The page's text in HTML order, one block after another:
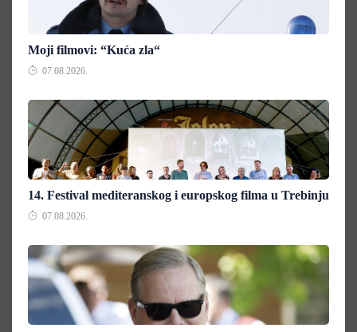
Moji filmovi: “Kuća zla“
07.08.2026.
14. Festival mediteranskog i europskog filma u Trebinju
07.08.2026.